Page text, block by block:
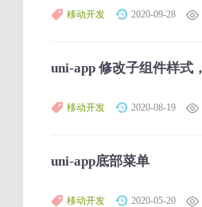
移动开发 2020-09-28
uni-app 修改子组件样式
移动开发 2020-08-19
uni-app底部菜单
移动开发 2020-05-20